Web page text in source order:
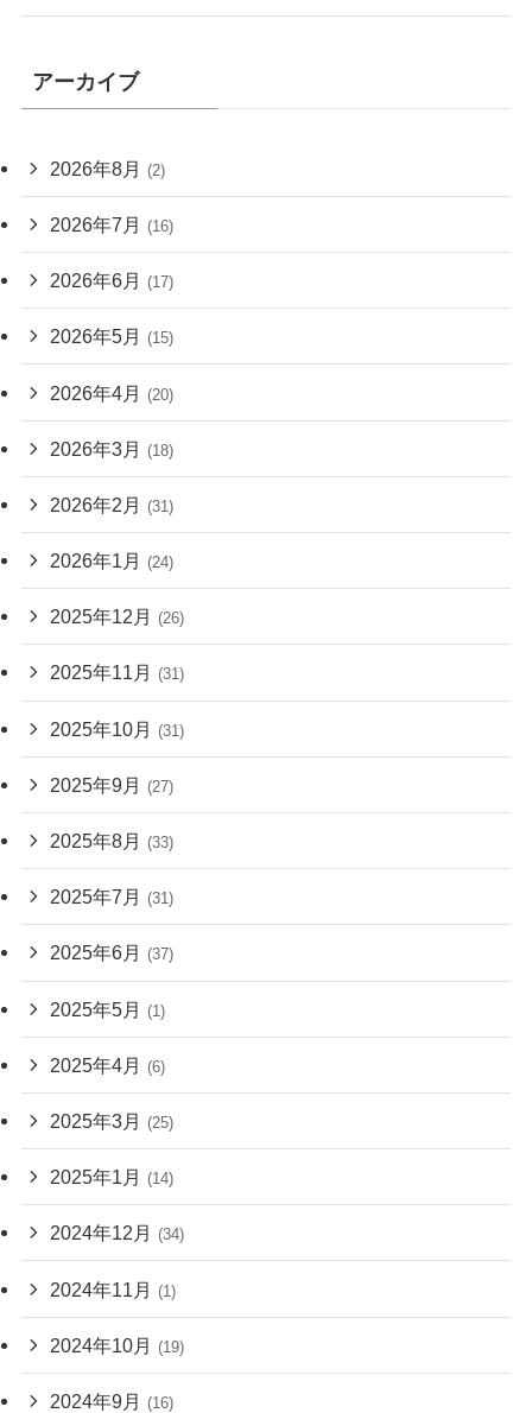
アーカイブ
2026年8月 (2)
2026年7月 (16)
2026年6月 (17)
2026年5月 (15)
2026年4月 (20)
2026年3月 (18)
2026年2月 (31)
2026年1月 (24)
2025年12月 (26)
2025年11月 (31)
2025年10月 (31)
2025年9月 (27)
2025年8月 (33)
2025年7月 (31)
2025年6月 (37)
2025年5月 (1)
2025年4月 (6)
2025年3月 (25)
2025年1月 (14)
2024年12月 (34)
2024年11月 (1)
2024年10月 (19)
2024年9月 (16)